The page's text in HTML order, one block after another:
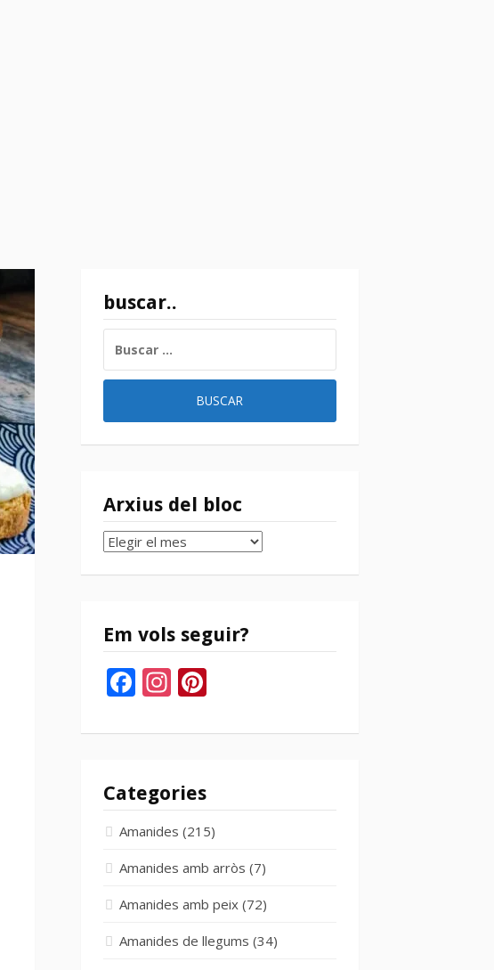
buscar..
Arxius del bloc
Arxius
bloc
Em vols seguir?
Facebook
Instagram
Categories
Amanides (215)
Amanides amb arròs (7)
Amanides amb peix (72)
Amanides de llegums (34)